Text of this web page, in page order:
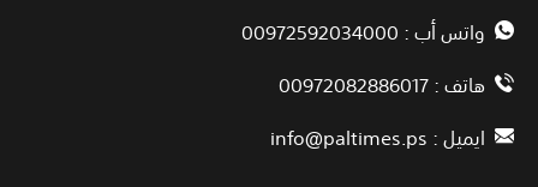
واتس أب : 00972592034000
هاتف : 00972082886017
ايميل :info@paltimes.ps